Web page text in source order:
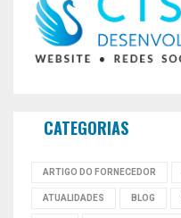
CATEGORIAS
ARTIGO DO FORNECEDOR
ATUALIDADES BLOG